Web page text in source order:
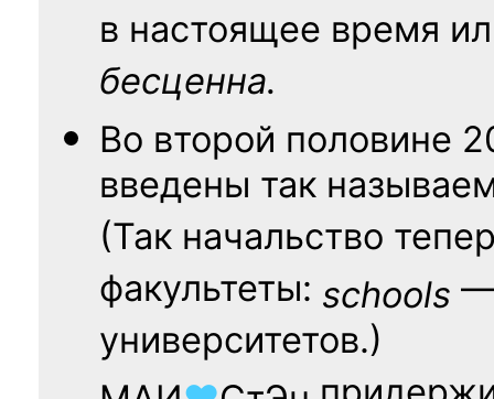
в настоящее время
бесценна.
Во второй половине
введены так
(Так начальство
факультеты: schools —
университетов.)